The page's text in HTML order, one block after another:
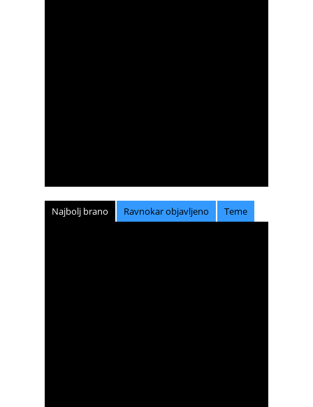
Najbolj brano Ravnokar objavljeno Teme